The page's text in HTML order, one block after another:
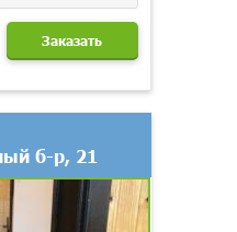
Заказать
б-р, 21